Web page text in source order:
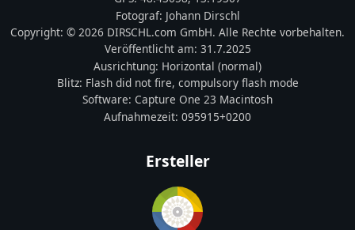
Fotograf: Johann Dirschl
Copyright: © 2026 DIRSCHL.com GmbH. Alle Rechte vorbehalten.
Veröffentlicht am: 31.7.2025
Ausrichtung: Horizontal (normal)
Blitz: Flash did not fire, compulsory flash mode
Software: Capture One 23 Macintosh
Aufnahmezeit: 095915+0200
Ersteller